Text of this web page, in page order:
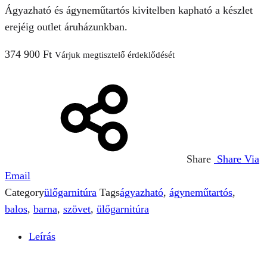
Ágyazható és ágyneműtartós kivitelben kapható a készlet
erejéig outlet áruházunkban.
374 900 Ft Várjuk megtisztelő érdeklődését
Share Share Via
Email
Categoryülőgarnitúra Tagságyazható, ágyneműtartós,
balos, barna, szövet, ülőgarnitúra
Leírás